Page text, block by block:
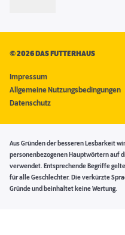
©2026 DAS FUTTERHAUS
Impressum
Allgemeine Nutzungsbedingungen
Datenschutz
Aus Gründen der besseren Lesbarkeit
personenbezogenen Hauptwörtern auf
verwendet. Entsprechende Begriffe
für alle Geschlechter. Die verkürzte
Gründe und beinhaltet keine Wertung.